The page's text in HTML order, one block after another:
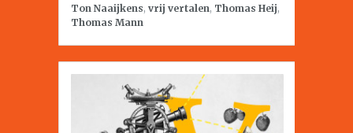
Ton Naaijkens, vrij vertalen, Thomas Heij,
Thomas Mann